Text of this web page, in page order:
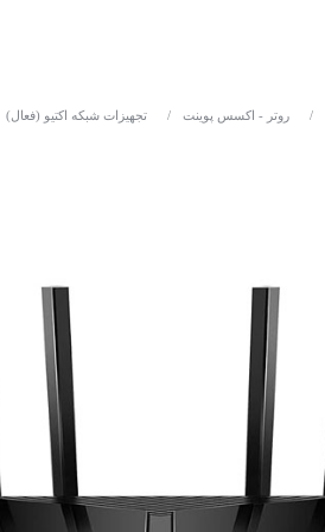
/ روتر - اکسس پوینت / تجهیزات شبکه اکتیو (فعال)